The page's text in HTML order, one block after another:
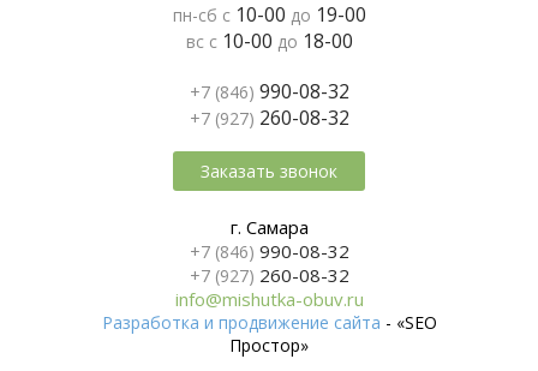
пн-сб с 10-00 до 19-00
вс с 10-00 до 18-00
+7 (846) 990-08-32
+7 (927) 260-08-32
Заказать звонок
г. Самара
+7 (846) 990-08-32
+7 (927) 260-08-32
info@mishutka-obuv.ru
Разработка и продвижение сайта - «SEO
Простор»